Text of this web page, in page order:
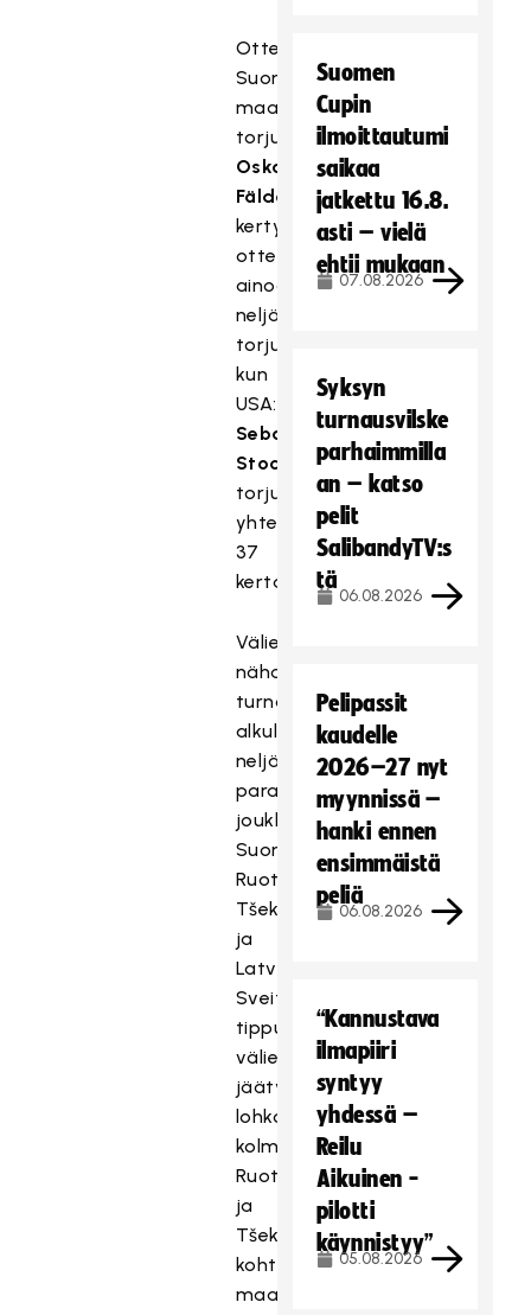
Ottelussa
Suomen
maalilla
torjuneelle
Oskari
Fäldenille
kertyi
ottelussa
ainoastaan
neljä
torjuntaa,
kun
USA:n
Sebastian
Stocklille
torjui
yhteensä
37
kertaa.
Välierissä
nähdään
turnauksen
alkulohkojen
neljä
parasta
joukkuetta:
Suomi,
Ruotsi,
Tšekki
ja
Latvia.
Sveitsi
tippui
välieristä
jäätyään
lohkonsa
kolmanneksi.
Ruotsi
ja
Tšekki
kohtaavat
maanantaina
Suomen
Cupin
ilmoittautumi
saikaa
jatkettu 16.8.
asti – vielä
ehtii mukaan
07.08.2026
Syksyn
turnausvilske
parhaimmilla
an – katso
pelit
SalibandyTV:s
tä
06.08.2026
Pelipassit
kaudelle
2026–27 nyt
myynnissä –
hanki ennen
ensimmäistä
peliä
06.08.2026
“Kannustava
ilmapiiri
syntyy
yhdessä –
Reilu
Aikuinen -
pilotti
käynnistyy”
05.08.2026